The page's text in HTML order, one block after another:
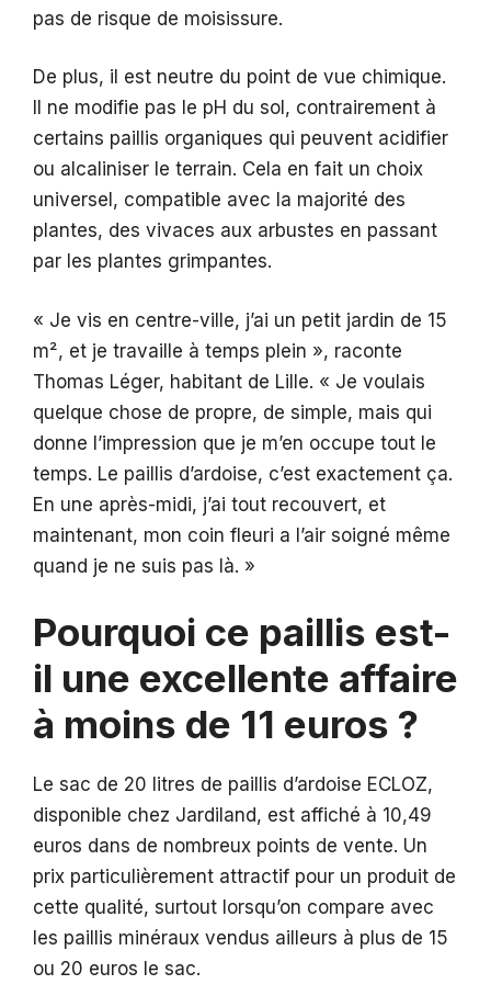
pas de risque de moisissure.
De plus, il est neutre du point de vue chimique.
Il ne modifie pas le pH du sol, contrairement à
certains paillis organiques qui peuvent acidifier
ou alcaliniser le terrain. Cela en fait un choix
universel, compatible avec la majorité des
plantes, des vivaces aux arbustes en passant
par les plantes grimpantes.
« Je vis en centre-ville, j’ai un petit jardin de 15
m², et je travaille à temps plein », raconte
Thomas Léger, habitant de Lille. « Je voulais
quelque chose de propre, de simple, mais qui
donne l’impression que je m’en occupe tout le
temps. Le paillis d’ardoise, c’est exactement ça.
En une après-midi, j’ai tout recouvert, et
maintenant, mon coin fleuri a l’air soigné même
quand je ne suis pas là. »
Pourquoi ce paillis est-
il une excellente affaire
à moins de 11 euros ?
Le sac de 20 litres de paillis d’ardoise ECLOZ,
disponible chez Jardiland, est affiché à 10,49
euros dans de nombreux points de vente. Un
prix particulièrement attractif pour un produit de
cette qualité, surtout lorsqu’on compare avec
les paillis minéraux vendus ailleurs à plus de 15
ou 20 euros le sac.